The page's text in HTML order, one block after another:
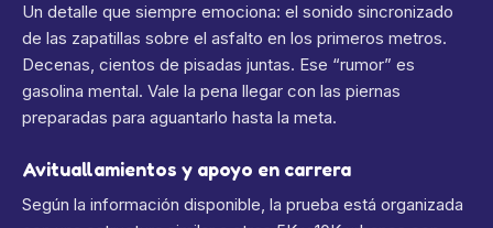
Un detalle que siempre emociona: el sonido sincronizado
de las zapatillas sobre el asfalto en los primeros metros.
Decenas, cientos de pisadas juntas. Ese “rumor” es
gasolina mental. Vale la pena llegar con las piernas
preparadas para aguantarlo hasta la meta.
Avituallamientos y apoyo en carrera
Según la información disponible, la prueba está organizada